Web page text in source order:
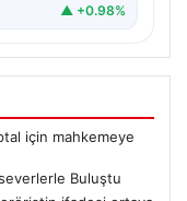
▲ +0.98%
için mahkemeye
Buluştu